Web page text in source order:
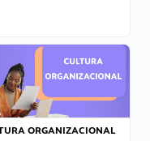
ORGANIZACIONAL